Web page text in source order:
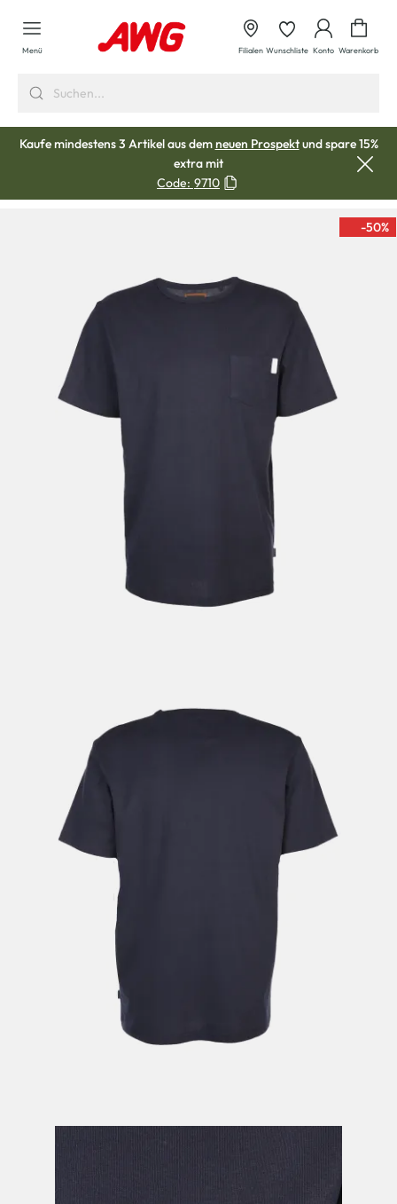
springen
Menü Filialen Wunschliste Konto Warenkorb
Kaufe mindestens 3 Artikel aus demneuen Prospektund spare 15%
extra mit
Code: 9710
-50%